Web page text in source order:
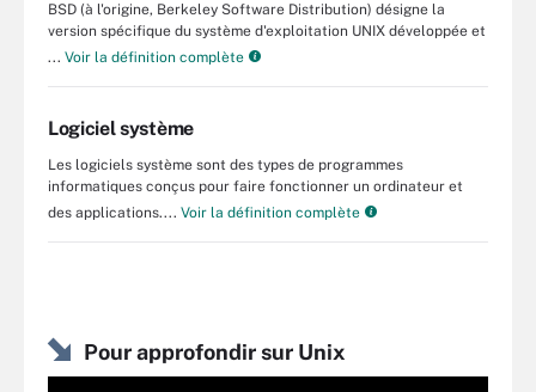
BSD (à l'origine, Berkeley Software Distribution) désigne la
version spécifique du système d'exploitation UNIX développée et
... Voir la définition complète
Logiciel système
Les logiciels système sont des types de programmes
informatiques conçus pour faire fonctionner un ordinateur et
des applications.... Voir la définition complète
Pour approfondir sur Unix